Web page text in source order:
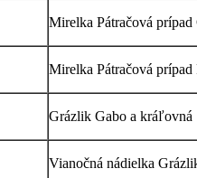
Mirelka Pátračová
Mirelka Pátračová prípad
Grázlik Gabo a kráľovná
Vianočná nádielka